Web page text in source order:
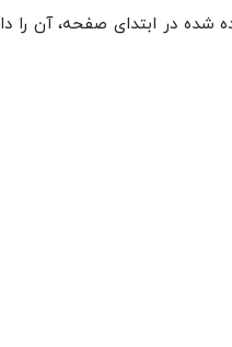
شده در ابتدای صفحه، آن را